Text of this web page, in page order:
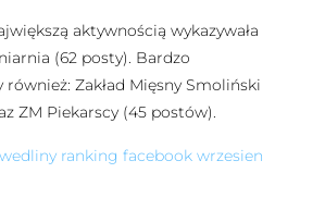
aktywnością wykazywała
(62 posty). Bardzo
również: Zakład Mięsny Smoliński
ZM Piekarscy (45 postów).